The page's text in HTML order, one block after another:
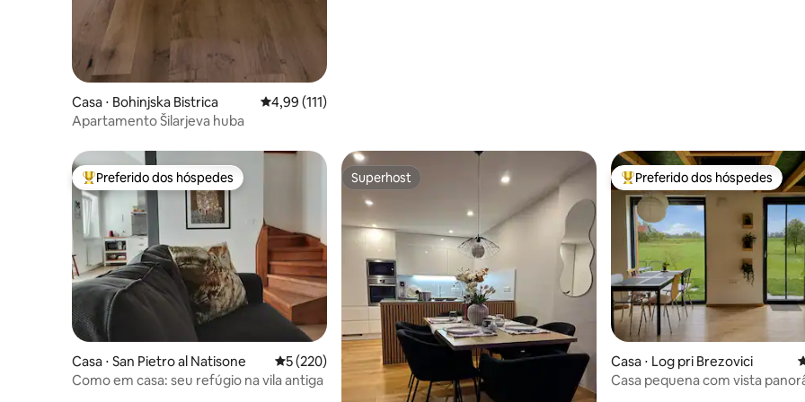
Casa ⋅ Bohinjska Bistrica 4,99 de uma avaliação média de 5, 111 avaliações
4,99 (111)
Apartamento Šilarjeva huba
Entre os melhores preferidos dos hóspedes
Preferido dos hóspedes
Casa ⋅ San Pietro al Natisone 5 de uma avaliação média de 5, 220 avaliações
5 (220)
Como em casa: seu refúgio na vila antiga
Superhost
Superhost Entre os melhores preferidos
Preferido dos hóspedes
Casa ⋅ Log pri Brezovici
Casa pequena com vista